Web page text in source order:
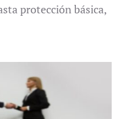
protección básica,